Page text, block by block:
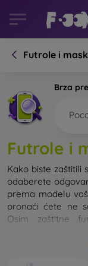
Futrole i
Brza
Futrole i
Kako biste zaštitili
odaberete
prema modelu
pronaći ćete ne
Osim zaštitne
Maskicu za